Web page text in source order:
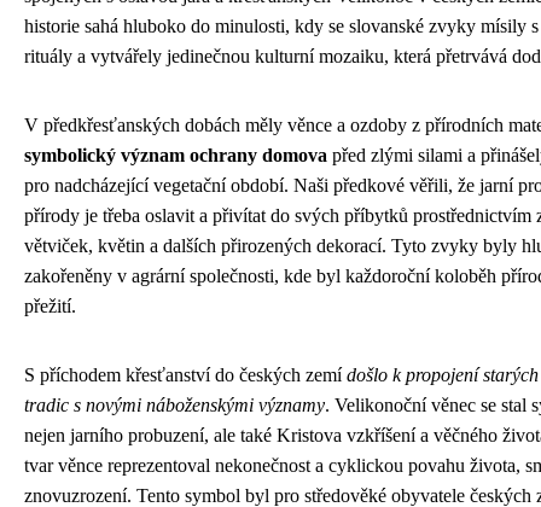
historie sahá hluboko do minulosti, kdy se slovanské zvyky mísily
rituály a vytvářely jedinečnou kulturní mozaiku, která přetrvává
V předkřesťanských dobách měly věnce a ozdoby z přírodních
symbolický význam ochrany domova před zlými silami a
pro nadcházející vegetační období. Naši předkové věřili, že jarní
přírody je třeba oslavit a přivítat do svých příbytků prostřednictvím
větviček, květin a dalších přirozených dekorací. Tyto zvyky byly
zakořeněny v agrární společnosti, kde byl každoroční koloběh
přežití.
S příchodem křesťanství do českých zemídošlo k propojení
tradic s novými náboženskými významy. Velikonoční věnec se stal
nejen jarního probuzení, ale také Kristova vzkříšení a věčného
tvar věnce reprezentoval nekonečnost a cyklickou povahu života,
znovuzrození. Tento symbol byl pro středověké obyvatele českých